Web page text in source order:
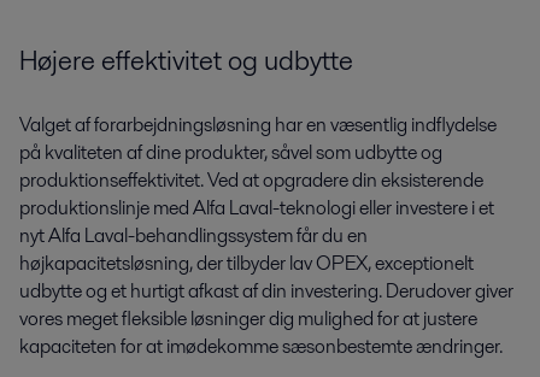
Højere effektivitet og udbytte
Valget af forarbejdningsløsning har en væsentlig indflydelse
på kvaliteten af ​​dine produkter, såvel som udbytte og
produktionseffektivitet. Ved at opgradere din eksisterende
produktionslinje med Alfa Laval-teknologi eller investere i et
nyt Alfa Laval-behandlingssystem får du en
højkapacitetsløsning, der tilbyder lav OPEX, exceptionelt
udbytte og et hurtigt afkast af din investering. Derudover giver
vores meget fleksible løsninger dig mulighed for at justere
kapaciteten for at imødekomme sæsonbestemte ændringer.